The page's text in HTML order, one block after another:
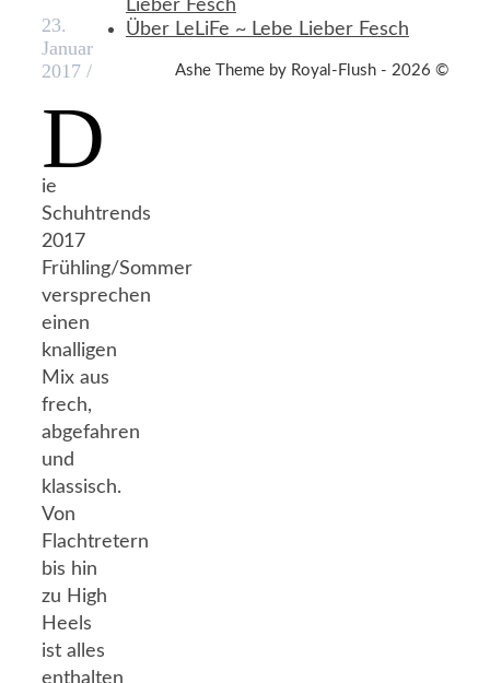
23.
Januar
2017 /
D
ie
Schuhtrends
2017
Frühling/Sommer
versprechen
einen
knalligen
Mix aus
frech,
abgefahren
und
klassisch.
Von
Flachtretern
bis hin
zu High
Heels
ist alles
enthalten
Lieber Fesch
Über LeLiFe ~ Lebe Lieber Fesch
Ashe Theme by Royal-Flush - 2026 ©